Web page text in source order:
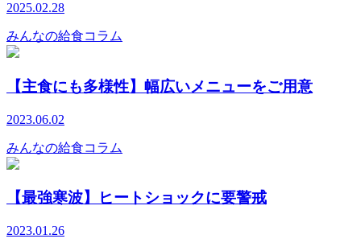
2025.02.28
みんなの給食コラム
【主食にも多様性】幅広いメニューをご用意
2023.06.02
みんなの給食コラム
【最強寒波】ヒートショックに要警戒
2023.01.26